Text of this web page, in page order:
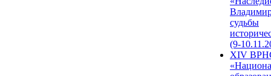
судьбы
(9-
XIV